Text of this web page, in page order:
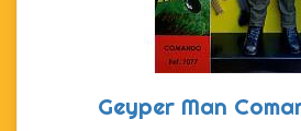
Geyper Man